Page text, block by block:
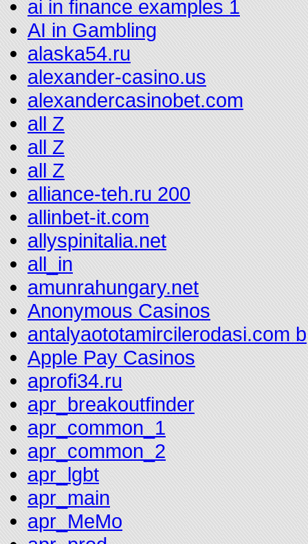
ai in finance examples 1
AI in Gambling
alaska54.ru
alexander-casino.us
alexandercasinobet.com
all Z
all Z
all Z
alliance-teh.ru 200
allinbet-it.com
allyspinitalia.net
all_in
amunrahungary.net
Anonymous Casinos
antalyaototamircilerodasi.com b
Apple Pay Casinos
aprofi34.ru
apr_breakoutfinder
apr_common_1
apr_common_2
apr_lgbt
apr_main
apr_MeMo